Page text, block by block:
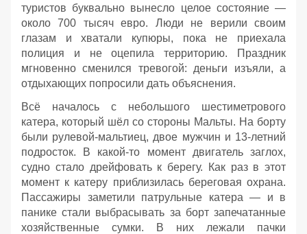
туристов буквально вынесло целое состояние —
около 700 тысяч евро. Люди не верили своим
глазам и хватали купюры, пока не приехала
полиция и не оцепила территорию. Праздник
мгновенно сменился тревогой: деньги изъяли, а
отдыхающих попросили дать объяснения.
Всё началось с небольшого шестиметрового
катера, который шёл со стороны Мальты. На борту
были рулевой‑мальтиец, двое мужчин и 13‑летний
подросток. В какой‑то момент двигатель заглох,
судно стало дрейфовать к берегу. Как раз в этот
момент к катеру приблизилась береговая охрана.
Пассажиры заметили патрульные катера — и в
панике стали выбрасывать за борт запечатанные
хозяйственные сумки. В них лежали пачки